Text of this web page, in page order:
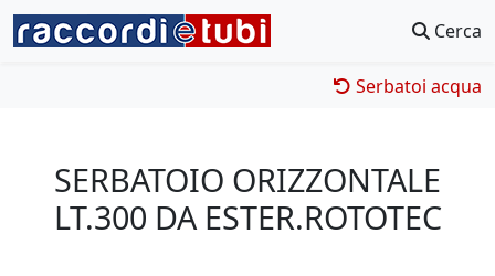
Cerca
Serbatoi acqua
SERBATOIO ORIZZONTALE
LT.300 DA ESTER.ROTOTEC